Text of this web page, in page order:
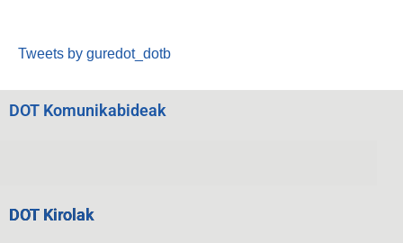
Tweets by guredot_dotb
DOT Komunikabideak
DOT Kirolak